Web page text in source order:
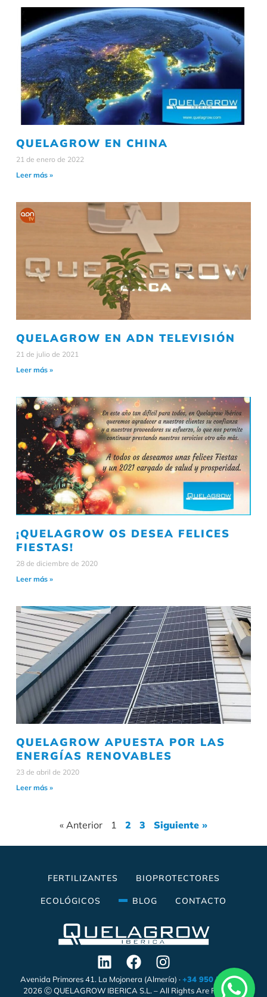
QUELAGROW EN CHINA
21 de enero de 2022
Leer más »
QUELAGROW EN ADN TELEVISIÓN
21 de julio de 2021
Leer más »
¡QUELAGROW OS DESEA FELICES
FIESTAS!
28 de diciembre de 2020
Leer más »
QUELAGROW APUESTA POR LAS
ENERGÍAS RENOVABLES
23 de abril de 2020
Leer más »
« Anterior 1 2 3 Siguiente »
FERTILIZANTES BIOPROTECTORES
ECOLÓGICOS BLOG CONTACTO
Avenida Primores 41. La Mojonera (Almería) ·+34 950 558 338
2026 Ⓒ QUELAGROW IBERICA S.L. – All Rights Are Reserved